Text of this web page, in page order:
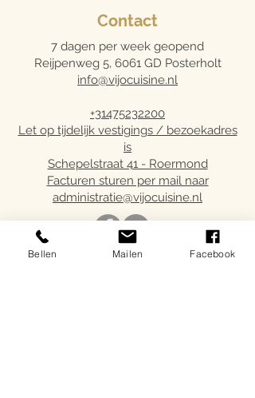
Contact
7 dagen per week geopend
Reijpenweg 5, 6061 GD Posterholt
info@vijocuisine.nl
+31475232200
Let op tijdelijk vestigings / bezoekadres
is
Schepelstraat 41 - Roermond
Facturen sturen per mail naar
administratie@vijocuisine.nl
Referenties
Bellen Mailen Facebook